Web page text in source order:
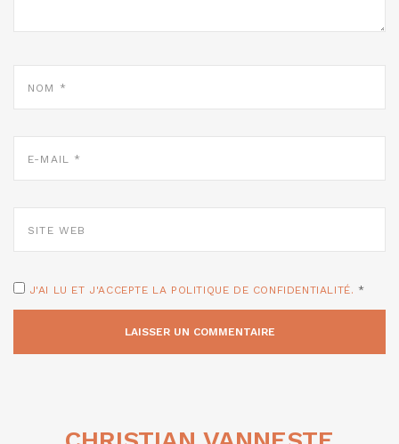
MAIL
WEB
J'AI LU ET J'ACCEPTE LA POLITIQUE DE CONFIDENTIALITÉ. *